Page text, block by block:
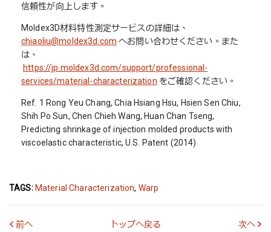
信頼性が向上します。
Moldex3D材料特性測定サービスの詳細は、
chiaoliu@moldex3d.com へお問い合わせください。また
は、
https://jp.moldex3d.com/support/professional-
services/material-characterization をご確認ください。
Ref. 1 Rong Yeu Chang, Chia Hsiang Hsu, Hsien Sen Chiu,
Shih Po Sun, Chen Chieh Wang, Huan Chan Tseng,
Predicting shrinkage of injection molded products with
viscoelastic characteristic, U.S. Patent (2014)
TAGS: Material Characterization, Warp
前へ トップへ戻る 次へ